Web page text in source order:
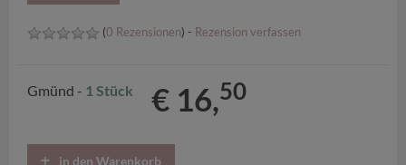
(0 Rezensionen) - Rezension verfassen
Gmünd - 1 Stück € 16,50
in den Warenkorb